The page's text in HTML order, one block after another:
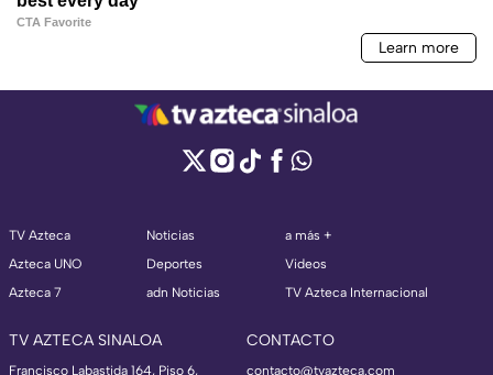
TV Azteca
Azteca UNO
Azteca 7
Noticias
Deportes
adn Noticias
a más +
Videos
TV Azteca Internacional
TV AZTECA SINALOA
Francisco Labastida 164, Piso 6,
CONTACTO
contacto@tvazteca.com